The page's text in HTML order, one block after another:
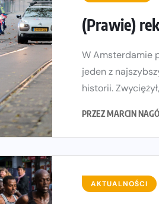
(Prawie)
W Amsterdamie
jeden z
historii.
PRZEZMARCIN
AKTUALNOŚCI